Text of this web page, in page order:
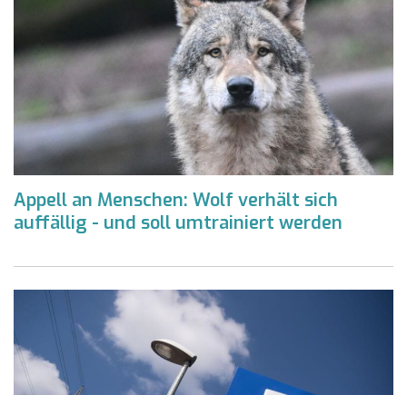
Appell an Menschen: Wolf verhält sich
auffällig - und soll umtrainiert werden